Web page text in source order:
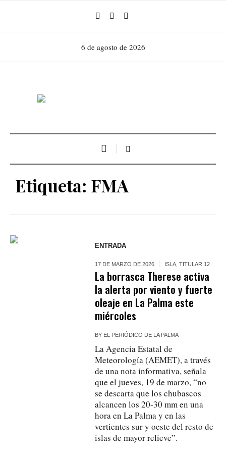
6 de agosto de 2026
Etiqueta: FMA
ENTRADA
17 DE MARZO DE 2026 ISLA ,TITULAR 12
La borrasca Therese activa
la alerta por viento y fuerte
oleaje en La Palma este
miércoles
BY EL PERIÓDICO DE LA PALMA
La Agencia Estatal de
Meteorología (AEMET), a través
de una nota informativa, señala
que el jueves, 19 de marzo, “no
se descarta que los chubascos
alcancen los 20-30 mm en una
hora en La Palma y en las
vertientes sur y oeste del resto de
islas de mayor relieve”.